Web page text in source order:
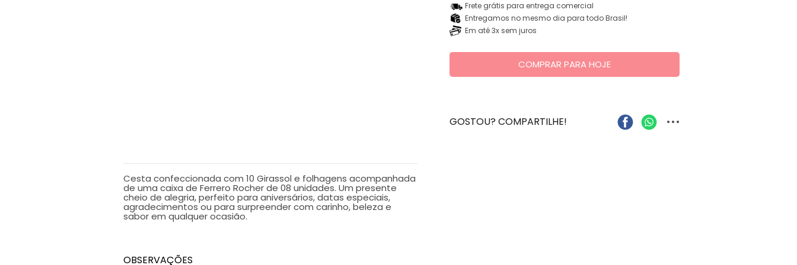
Cesta confeccionada com 10 Girassol e folhagens acompanhada
de uma caixa de Ferrero Rocher de 08 unidades. Um presente
cheio de alegria, perfeito para aniversários, datas especiais,
agradecimentos ou para surpreender com carinho, beleza e
sabor em qualquer ocasião.
OBSERVAÇÕES
Frete grátis para entrega comercial
Entregamos no mesmo dia para todo Brasil!
Em até 3x sem juros
COMPRAR PARA HOJE
GOSTOU? COMPARTILHE! ...